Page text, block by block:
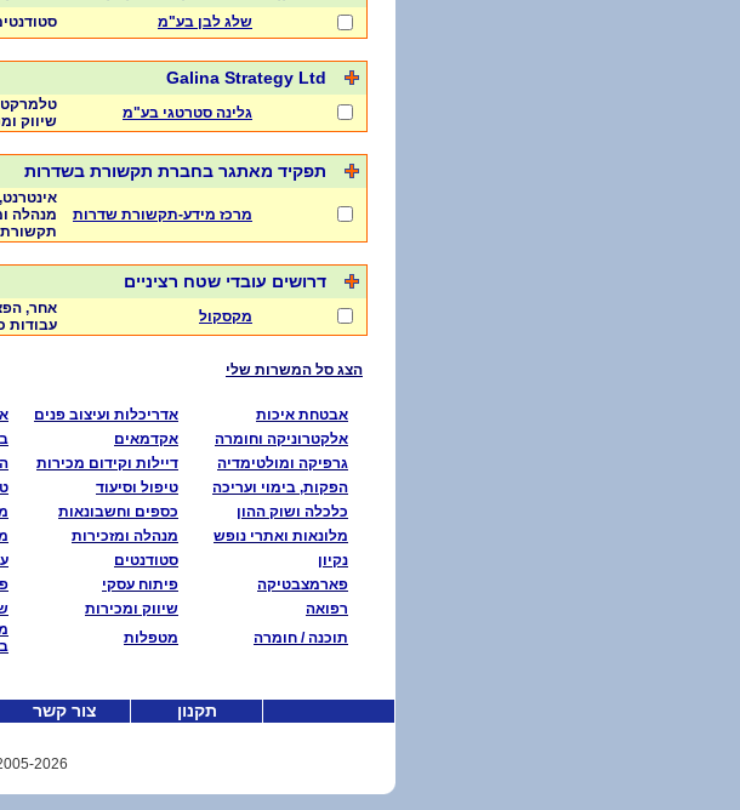
שלג לבן בע"מ
Galina Strategy Ltd
גלינה סטרטגי בע"מ
שיווק
תפקיד מאתגר בחברת תקשורת בשדרות
מרכז מידע-תקשורת שדרות
מנהלה
תקשורת
דרושים עובדי שטח רציניים
מקסקול
אחר,
עבודות
הצג סל המשרות שלי
אבטחת איכות אדריכלות ועיצוב פנים
אלקטרוניקה וחומרה
אקדמאים
גרפיקה ומולטימדיה
דיילות וקידום מכירות
הפקות, בימוי ועריכה
טיפול וסיעוד
כלכלה ושוק ההון
כספים וחשבונאות
מלונאות ואתרי נופש
מנהלה ומזכירות
נקיון
סטודנטים
פארמצבטיקה
פיתוח עסקי
רפואה
שיווק ומכירות
תוכנה / חומרה
מטפלות
תקנון צור קשר
-2026